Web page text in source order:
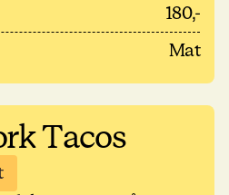
180,-
Mat
Tacos